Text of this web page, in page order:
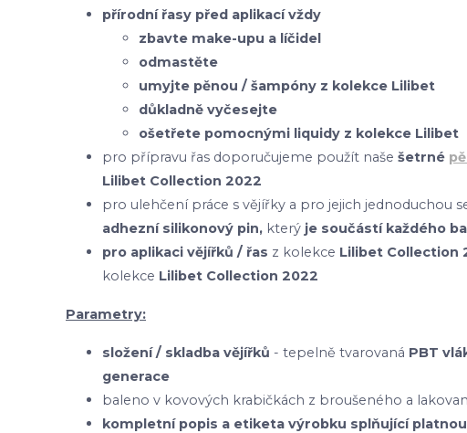
přírodní řasy před aplikací vždy
zbavte make-upu a líčidel
odmastěte
umyjte pěnou / šampóny z kolekce Lilibet
důkladně vyčesejte
ošetřete pomocnými liquidy z kolekce Lilibet
pro přípravu řas doporučujeme použít naše šetrné
Lilibet Collection 2022
pro ulehčení práce s vějířky a pro jejich jednoduchou
adhezní silikonový pin, který je součástí každého
pro aplikaci vějířků / řas z kolekce Lilibet Collection
kolekce Lilibet Collection 2022
Parametry:
složení / skladba vějířků - tepelně tvarovaná PBT
generace
baleno v kovových krabičkách z broušeného a
kompletní popis a etiketa výrobku splňující platnou